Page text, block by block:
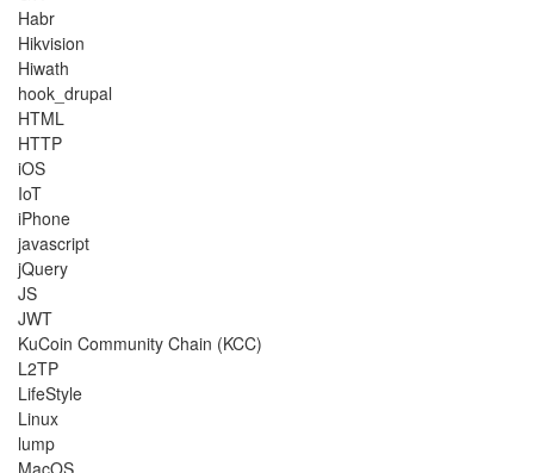
Habr
Hikvision
Hiwath
hook_drupal
HTML
HTTP
iOS
IoT
iPhone
javascript
jQuery
JS
JWT
KuCoin Community Chain (KCC)
L2TP
LifeStyle
Linux
lump
MacOS